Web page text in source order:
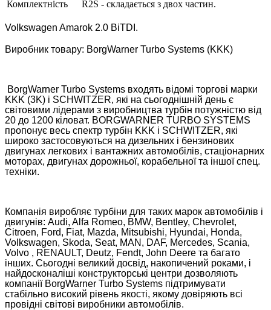
Комплектність
R2S - складається з двох частин.
Volkswagen Amarok 2.0 BiTDI.
Виробник товару: BorgWarner Turbo Systems (KKK)
BorgWarner Turbo Systems входять відомі торгові марки
KKK (3K) і SCHWITZER, які на сьогоднішній день є
світовими лідерами з виробництва турбін потужністю від
20 до 1200 кіловат. BORGWARNER TURBO SYSTEMS
пропонує весь спектр турбін KKK і SCHWITZER, які
широко застосовуються на дизельних і бензинових
двигунах легкових і вантажних автомобілів, стаціонарних
моторах, двигунах дорожньої, корабельної та іншої спец.
техніки.
Компанія виробляє турбіни для таких марок автомобілів і
двигунів: Audi, Alfa Romeo, BMW, Bentley, Chevrolet,
Citroen, Ford, Fiat, Mazda, Mitsubishi, Hyundai, Honda,
Volkswagen, Skoda, Seat, MAN, DAF, Mercedes, Scania,
Volvo , RENAULT, Deutz, Fendt, John Deere та багато
інших. Сьогодні великий досвід, накопичений роками, і
найдосконаліші конструкторські центри дозволяють
компанії BorgWarner Turbo Systems підтримувати
стабільно високий рівень якості, якому довіряють всі
провідні світові виробники автомобілів.